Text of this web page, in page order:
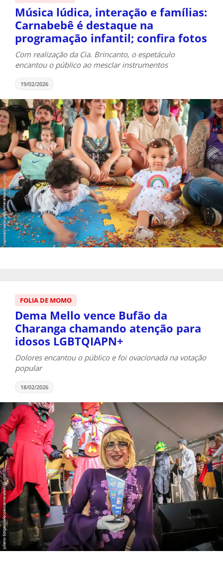
Música lúdica, interação e famílias:
Carnabebê é destaque na
programação infantil; confira fotos
Com realização da Cia. Brincanto, o espetáculo
encantou o público ao mesclar instrumentos
19/02/2026
FOLIA DE MOMO
Dema Mello vence Bufão da
Charanga chamando atenção para
idosos LGBTQIAPN+
Dolores encantou o público e foi ovacionada na votação
popular
18/02/2026